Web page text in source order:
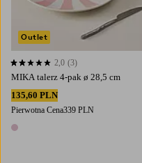
MIKA talerz 4-pak ø 28,5 cm
135,60 PLN
Pierwotna Cena339 PLN
1 kolor
2,0 opierając się na 3 ocenach
2,0 (3)
Outlet